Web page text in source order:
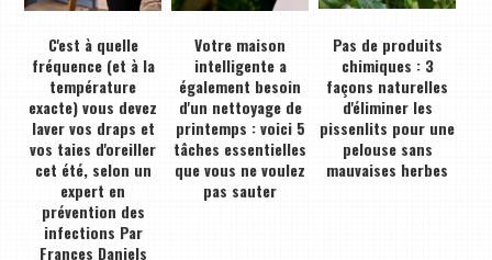
C'est à quelle
fréquence (et à la
température
exacte) vous devez
laver vos draps et
vos taies d'oreiller
cet été, selon un
expert en
prévention des
infections Par
Frances Daniels
Votre maison
intelligente a
également besoin
d'un nettoyage de
printemps : voici 5
tâches essentielles
que vous ne voulez
pas sauter
Pas de produits
chimiques : 3
façons naturelles
d'éliminer les
pissenlits pour une
pelouse sans
mauvaises herbes